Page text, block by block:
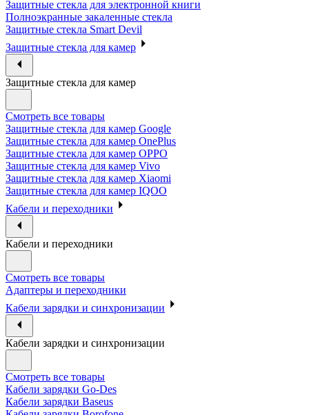
Защитные стекла для электронной книги
Полноэкранные закаленные стекла
Защитные стекла Smart Devil
Защитные стекла для камер
Защитные стекла для камер
Смотреть все товары
Защитные стекла для камер Google
Защитные стекла для камер OnePlus
Защитные стекла для камер OPPO
Защитные стекла для камер Vivo
Защитные стекла для камер Xiaomi
Защитные стекла для камер IQOO
Кабели и переходники
Кабели и переходники
Смотреть все товары
Адаптеры и переходники
Кабели зарядки и синхронизации
Кабели зарядки и синхронизации
Смотреть все товары
Кабели зарядки Go-Des
Кабели зарядки Baseus